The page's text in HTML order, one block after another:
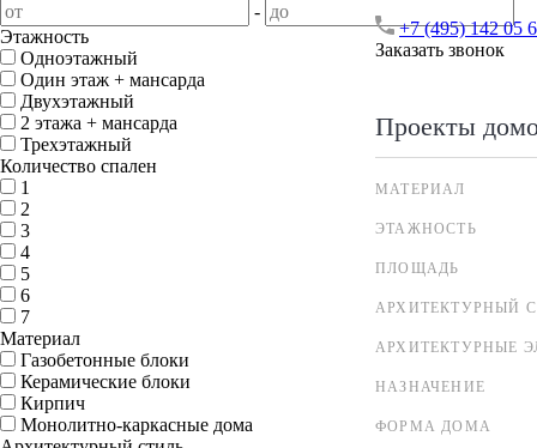
+7 (495) 142 05
Заказать звонок
Проекты
МАТЕРИАЛ
ЭТАЖНОСТЬ
ПЛОЩАДЬ
АРХИТЕКТУРНЫЙ
АРХИТЕКТУРНЫЕ
НАЗНАЧЕНИЕ
ФОРМА ДОМА
-
Этажность
Одноэтажный
Один этаж + мансарда
Двухэтажный
2 этажа + мансарда
Трехэтажный
Количество спален
1
2
3
4
5
6
7
Материал
Газобетонные блоки
Керамические блоки
Кирпич
Монолитно-каркасные дома